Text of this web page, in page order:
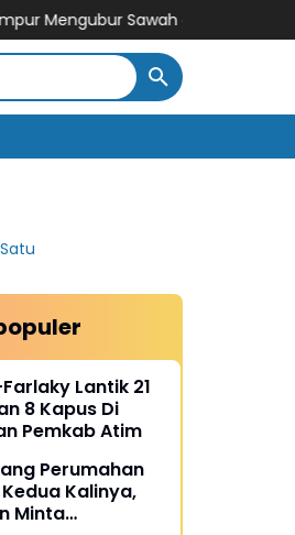
Sawah dan Tambak Pidie
Lantik 21
8 Kapus Di
Pemkab Atim
Perumahan
Kalinya,
Minta